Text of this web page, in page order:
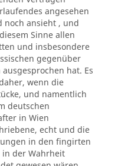
angesehen
noch ansieht , und
Sinne allen
und insbesondere
gegenüber
hat. Es
wenn die
und namentlich
deutschen
in Wien
echt und die
in den fingirten
in der Wahrheit